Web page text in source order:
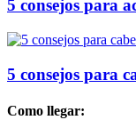
5 consejos para
5 consejos para
Como llegar: